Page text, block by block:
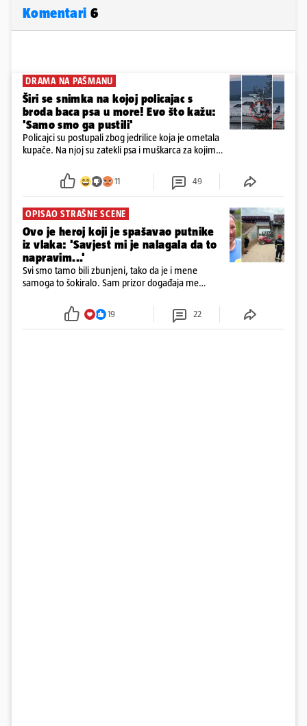
Komentari 6
DRAMA NA PAŠMANU
Širi se snimka na kojoj policajac s
broda baca psa u more! Evo što kažu:
'Samo smo ga pustili'
Policajci su postupali zbog jedrilice koja je ometala
kupače. Na njoj su zatekli psa i muškarca za kojim
ga uhitili, a psa je preuzeo komunalni redar
11 49
OPISAO STRAŠNE SCENE
Ovo je heroj koji je spašavao putnike
iz vlaka: 'Savjest mi je nalagala da to
napravim...'
Svi smo tamo bili zbunjeni, tako da je i mene
samoga to šokiralo. Sam prizor događaja me
19 22